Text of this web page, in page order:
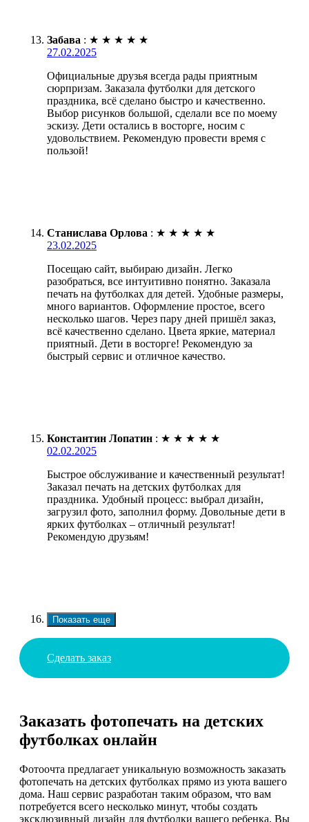
Забава : ★ ★ ★ ★ ★
27.02.2025
Официальные друзья всегда рады приятным
сюрпризам. Заказала футболки для детского
праздника, всё сделано быстро и качественно.
Выбор рисунков большой, сделали все по моему
эскизу. Дети остались в восторге, носим с
удовольствием. Рекомендую провести время с
пользой!
Станислава Орлова : ★ ★ ★ ★ ★
23.02.2025
Посещаю сайт, выбираю дизайн. Легко
разобраться, все интуитивно понятно. Заказала
печать на футболках для детей. Удобные размеры,
много вариантов. Оформление простое, всего
несколько шагов. Через пару дней пришёл заказ,
всё качественно сделано. Цвета яркие, материал
приятный. Дети в восторге! Рекомендую за
быстрый сервис и отличное качество.
Константин Лопатин : ★ ★ ★ ★ ★
02.02.2025
Быстрое обслуживание и качественный результат!
Заказал печать на детских футболках для
праздника. Удобный процесс: выбрал дизайн,
загрузил фото, заполнил форму. Довольные дети в
ярких футболках – отличный результат!
Рекомендую друзьям!
Показать еще
Сделать заказ
Заказать фотопечать на детских
футболках онлайн
Фотоочта предлагает уникальную возможность заказать
фотопечать на детских футболках прямо из уюта вашего
дома. Наш сервис разработан таким образом, что вам
потребуется всего несколько минут, чтобы создать
эксклюзивный дизайн для футболки вашего ребенка. Вы